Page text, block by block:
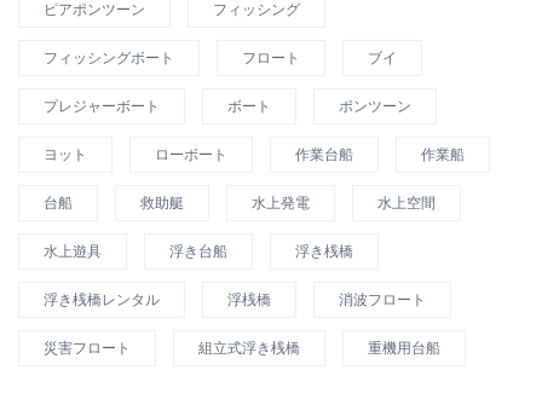
ピアポンツーン フィッシング
フィッシングボート フロート ブイ
プレジャーボート ボート ポンツーン
ヨット ローボート 作業台船 作業船
台船 救助艇 水上発電 水上空間
水上遊具 浮き台船 浮き桟橋
浮き桟橋レンタル 浮桟橋 消波フロート
災害フロート 組立式浮き桟橋 重機用台船